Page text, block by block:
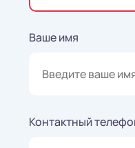
Ваше имя
Контактный